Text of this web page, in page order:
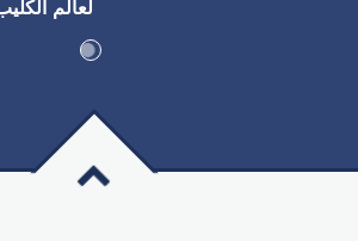
لعالم